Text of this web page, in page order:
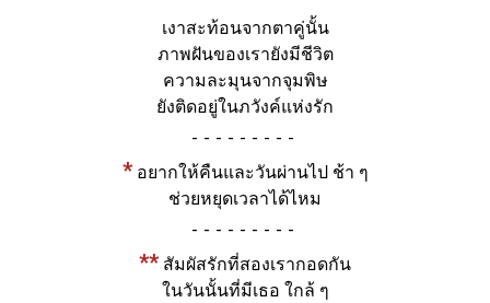
เงาสะท้อนจากตาคู่นั้น
ภาพฝันของเรายังมีชีวิต
ความละมุนจากจุมพิษ
ยังติดอยู่ในภวังค์แห่งรัก
-
*อยากให้คืนและวันผ่านไป ช้า ๆ
ช่วยหยุดเวลาได้ไหม
-
** สัมผัสรักที่สองเรากอดกัน
ในวันนั้นที่มีเธอ ใกล้ ๆ